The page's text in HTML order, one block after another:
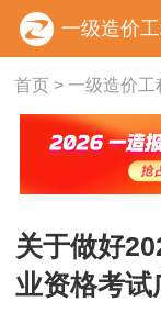
一级造价
首页> 一级造价工
关于做好
业资格考试